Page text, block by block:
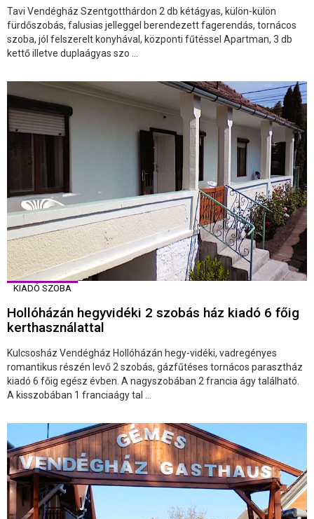
Tavi Vendégház Szentgotthárdon 2 db kétágyas, külön-külön
fürdőszobás, falusias jelleggel berendezett fagerendás, tornácos
szoba, jól felszerelt konyhával, központi fűtéssel Apartman, 3 db
kettő illetve duplaágyas szo ...
KIADÓ SZOBA
Hollóházán hegyvidéki 2 szobás ház kiadó 6 főig
kerthasználattal
Kulcsosház Vendégház Hollóházán hegy-vidéki, vadregényes
romantikus részén levő 2 szobás, gázfűtéses tornácos parasztház
kiadó 6 főig egész évben. A nagyszobában 2 francia ágy található.
A kisszobában 1 franciaágy tal ...